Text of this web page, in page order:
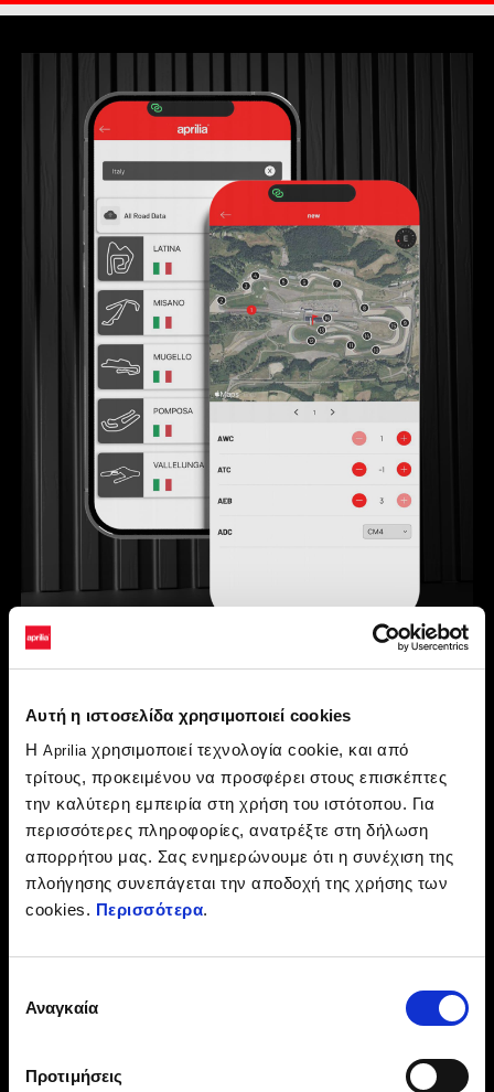
Αυτή η ιστοσελίδα χρησιμοποιεί cookies
Η Aprilia χρησιμοποιεί τεχνολογία cookie, και από
τρίτους, προκειμένου να προσφέρει στους επισκέπτες
την καλύτερη εμπειρία στη χρήση του ιστότοπου. Για
περισσότερες πληροφορίες, ανατρέξτε στη δήλωση
απορρήτου μας. Σας ενημερώνουμε ότι η συνέχιση της
πλοήγησης συνεπάγεται την αποδοχή της χρήσης των
cookies. Περισσότερα.
συγκατάθεσης
Αναγκαία
Προτιμήσεις
Item
1
Item
1
Εύκολη ρύθμιση, πλήρης έλεγχος
Κατέβασε την εφαρμογή Aprilia και με το σύστημα
συνδεσιμότητας Aprilia MIA που διατίθεται στη μοτοσυκλέτα
σου (προαιρετικό σε ορισμένα μοντέλα), σύνδεσε το
smartphone στην Aprilia σου.
Απόκτησε πρόσβαση στη λειτουργία Corner By Corner για να
ξεκινήσεις τη δημιουργία των ρυθμίσεών σου.
και, στη συνέχεια, απλώς πάτησε τις καρφίτσες του χάρτη για
να ορίσεις τις προτιμώμενες τιμές για το Wheelie Control
(AWC), το Traction Control (ATC) και το Engine Brake (AEB) για
Το σύστημα θα εφαρμόζει αυτόματα αυτές τις τιμές στην ECU